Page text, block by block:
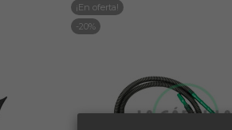
¡En oferta!
-20%